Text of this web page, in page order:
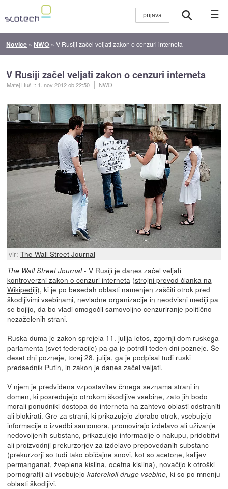
☰
Novice » NWO »V Rusiji začel veljati zakon o cenzuri interneta
V Rusiji začel veljati zakon o cenzuri interneta
Matej Huš :: 1. nov 2012ob 22:50 NWO
vir: The Wall Street Journal
The Wall Street Journal- V Rusiji je danes začel veljati
kontroverzni zakon o cenzuri interneta (strojni prevod članka na
Wikipediji), ki je po besedah oblasti namenjen zaščiti otrok pred
škodljivimi vsebinami, nevladne organizacije in neodvisni mediji pa
se bojijo, da bo vladi omogočil samovoljno cenzuriranje politično
nezaželenih strani.
Ruska duma je zakon sprejela 11. julija letos, zgornji dom ruskega
parlamenta (svet federacije) pa ga je potrdil teden dni pozneje. Še
deset dni pozneje, torej 28. julija, ga je podpisal tudi ruski
predsednik Putin, in zakon je danes začel veljati.
V njem je predvidena vzpostavitev črnega seznama strani in
domen, ki posredujejo otrokom škodljive vsebine, zato jih bodo
morali ponudniki dostopa do interneta na zahtevo oblasti odstraniti
ali blokirati. Gre za strani, ki prikazujejo zlorabo otrok, vsebujejo
informacije o izvedbi samomora, promovirajo izdelavo ali uživanje
nedovoljenih substanc, prikazujejo informacije o nakupu, pridobitvi
ali proizvodnji prekurzorjev za izdelavo prepovedanih substanc
(prekurzorji so tudi tako običajne snovi, kot so acetone, kalijev
permanganat, žveplena kislina, ocetna kislina), novačijo k otroški
pornografiji ali vsebujejo katerekoli druge vsebine, ki so po mnenju
oblasti škodljivi.